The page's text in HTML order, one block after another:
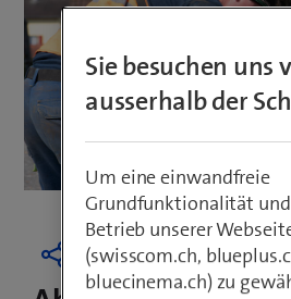
Sie besuchen uns
ausserhalb der
Um eine einwandfreie
Grundfunktionalität
Betrieb unserer
(swisscom.ch,
bluecinema.ch) zu